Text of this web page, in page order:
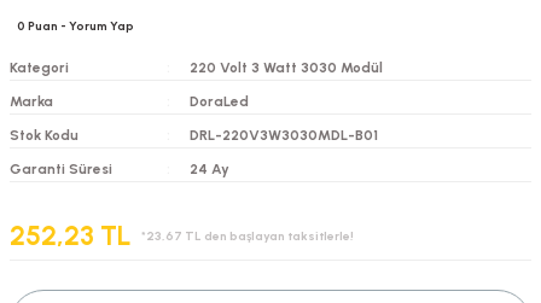
0 Puan - Yorum Yap
Kategori
220 Volt 3 Watt 3030 Modül
Marka
DoraLed
Stok Kodu
DRL-220V3W3030MDL-B01
Garanti Süresi
24 Ay
252,23 TL *23,67 TL den başlayan taksitlerle!